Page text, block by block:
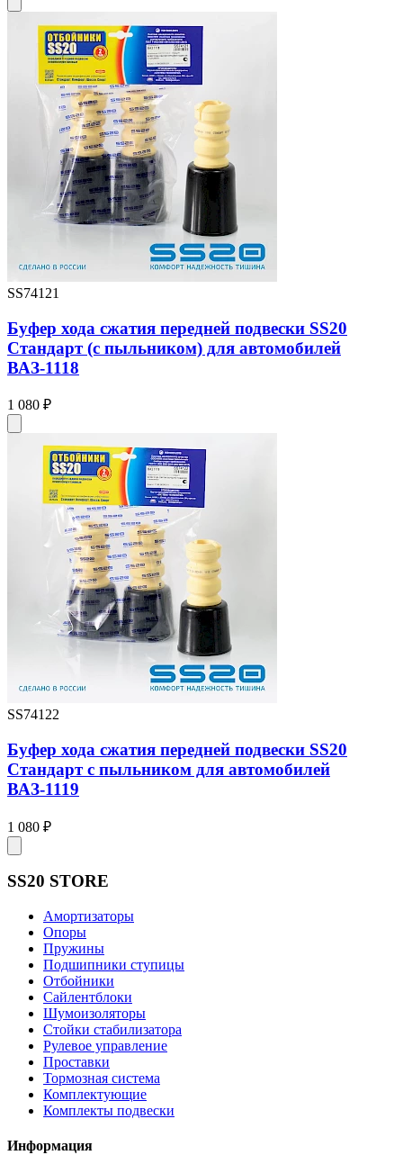
SS74121
Буфер хода сжатия передней подвески SS20
Стандарт (с пыльником) для автомобилей
ВАЗ-1118
1 080 ₽
SS74122
Буфер хода сжатия передней подвески SS20
Стандарт с пыльником для автомобилей
ВАЗ-1119
1 080 ₽
SS20 STORE
Амортизаторы
Опоры
Пружины
Подшипники ступицы
Отбойники
Сайлентблоки
Шумоизоляторы
Стойки стабилизатора
Рулевое управление
Проставки
Тормозная система
Комплектующие
Комплекты подвески
Информация